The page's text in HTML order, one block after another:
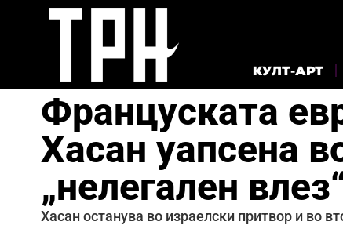
КУЛТ-АРТ
Француската
Хасан уапсена
„нелегален
Хасан останува во израелски притвор и во